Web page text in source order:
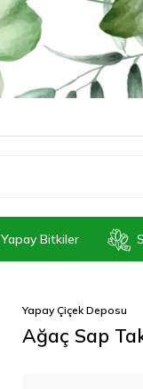
Yapay Bitkiler
Yapay Çiçek Deposu
Ağaç Sap